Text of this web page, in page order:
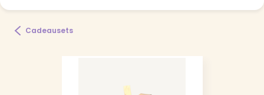
Cadeausets